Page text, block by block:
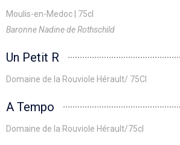
Moulis-en-Medoc | 75cl
Baronne Nadine de Rothschild
Un Petit R
Domaine de la Rouviole Hérault/ 75Cl
A Tempo
Domaine de la Rouviole Hérault/75cl